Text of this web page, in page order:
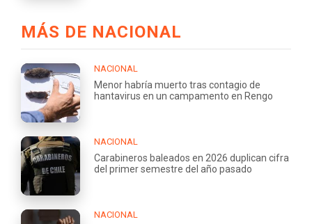
MÁS DE NACIONAL
NACIONAL
Menor habría muerto tras contagio de
hantavirus en un campamento en Rengo
NACIONAL
Carabineros baleados en 2026 duplican cifra
del primer semestre del año pasado
NACIONAL